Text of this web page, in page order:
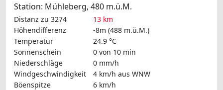
Station: Mühleberg, 480 m.ü.M.
Distanz zu 3274
13 km
Höhendifferenz
-8m (488 m.ü.M.)
Temperatur
24.9 °C
Sonnenschein
0 von 10 min
Niederschläge
0 mm/h
Windgeschwindigkeit
4 km/h aus WNW
Böenspitze
6 km/h